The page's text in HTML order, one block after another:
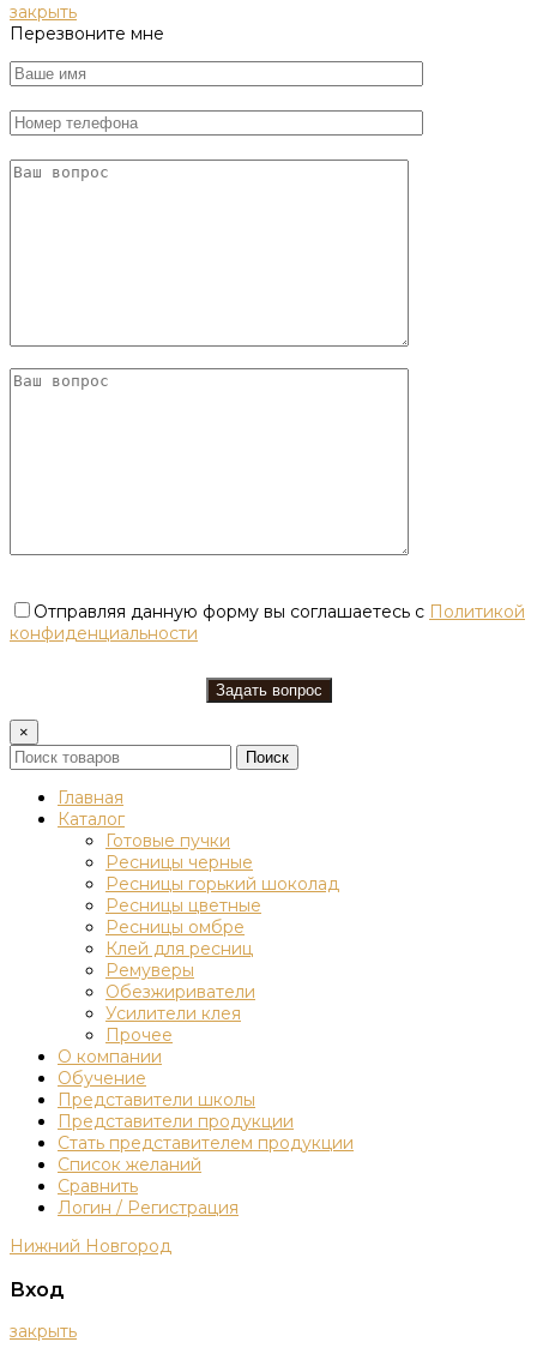
закрыть
Перезвоните мне
Отправляя данную форму вы соглашаетесь с Политикой
конфиденциальности
×
Поиск
Главная
Каталог
Готовые пучки
Ресницы черные
Ресницы горький шоколад
Ресницы цветные
Ресницы омбре
Клей для ресниц
Ремуверы
Обезжириватели
Усилители клея
Прочее
О компании
Обучение
Представители школы
Представители продукции
Стать представителем продукции
Список желаний
Сравнить
Логин / Регистрация
Нижний Новгород
Вход
закрыть